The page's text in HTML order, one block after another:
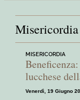
Misericordia
MISERICORDIA
lucchese
Venerdì, 19 Giugno